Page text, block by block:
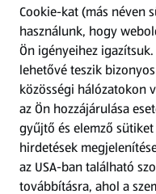
Kérdőív
Fizetési lehetőségek
ALDI utalványok
Árcsökkentés
Cookie-kat (más néven
használunk, hogy
Ön igényeihez igazítsuk.
lehetővé teszik
közösségi hálózatokon
az Ön hozzájárulása
gyűjtő és elemző
hirdetések
az USA-ban található
továbbításra, ahol a